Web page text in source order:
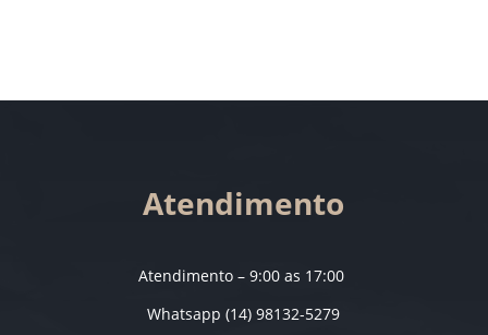
Atendimento
Atendimento – 9:00 as 17:00
Whatsapp (14) 98132-5279